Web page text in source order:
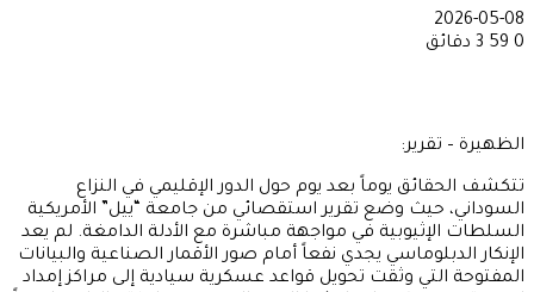
2026-05-08
0
3 دقائق
الظهيرة – تقرير:
​تتكشف الحقائق يوماً بعد يوم حول الدور الإقليمي في النزاع
السوداني، حيث وضع تقرير استقصائي من جامعة “ييل” الأمريكية
السلطات الإثيوبية في مواجهة مباشرة مع الأدلة الدامغة. لم يعد
الإنكار الدبلوماسي يجدي نفعاً أمام صور الأقمار الصناعية والبيانات
المفتوحة التي وثقت تحويل قواعد عسكرية سيادية إلى مراكز إمداد